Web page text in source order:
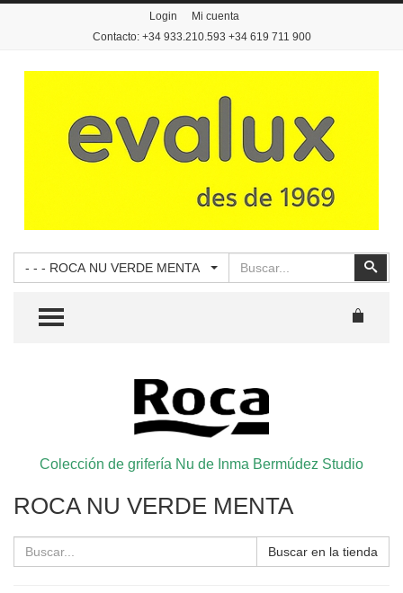
Login
Mi cuenta
Contacto: +34 933.210.593 +34 619 711 900
- - - ROCA NU VERDE MENTA
TOGGLE MENU
Colección de grifería Nu de Inma Bermúdez Studio
ROCA NU VERDE MENTA
Buscar en la tienda